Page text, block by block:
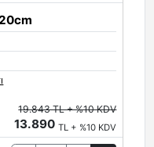
19.843 TL + %10 KDV
13.890TL + %10 KDV